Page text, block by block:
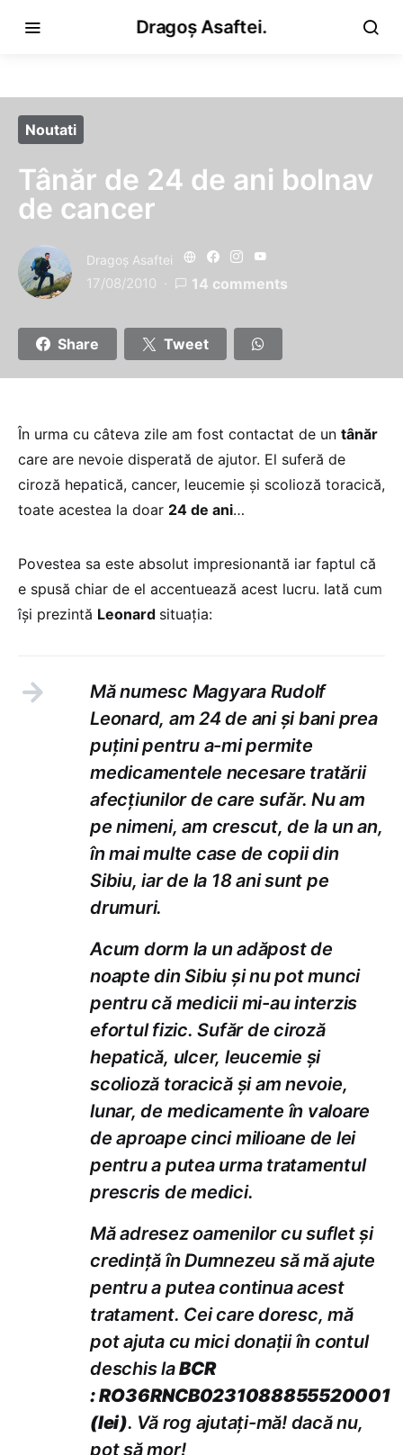
Dragoș Asaftei.
Noutati
Tânăr de 24 de ani bolnav
de cancer
Dragoş Asaftei
17/08/2010 14 comments
Share Tweet
În urma cu câteva zile am fost contactat de un tânăr
care are nevoie disperată de ajutor. El suferă de
ciroză hepatică, cancer, leucemie şi scolioză toracică,
toate acestea la doar 24 de ani…
Povestea sa este absolut impresionantă iar faptul că
e spusă chiar de el accentuează acest lucru. Iată cum
îşi prezintă Leonard situaţia:
Mă numesc Magyara Rudolf
Leonard, am 24 de ani şi bani prea
puţini pentru a-mi permite
medicamentele necesare tratării
afecţiunilor de care sufăr. Nu am
pe nimeni, am crescut, de la un an,
în mai multe case de copii din
Sibiu, iar de la 18 ani sunt pe
drumuri.
Acum dorm la un adăpost de
noapte din Sibiu şi nu pot munci
pentru că medicii mi-au interzis
efortul fizic. Sufăr de ciroză
hepatică, ulcer, leucemie şi
scolioză toracică şi am nevoie,
lunar, de medicamente în valoare
de aproape cinci milioane de lei
pentru a putea urma tratamentul
prescris de medici.
Mă adresez oamenilor cu suflet şi
credinţă în Dumnezeu să mă ajute
pentru a putea continua acest
tratament. Cei care doresc, mă
pot ajuta cu mici donaţii în contul
deschis laBCR
: RO36RNCB0231088855520001
(lei). Vă rog ajutaţi-mă! dacă nu,
pot să mor!